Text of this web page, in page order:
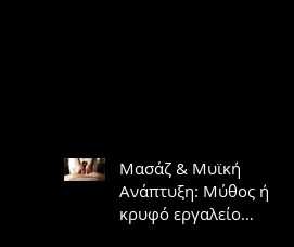
Μασάζ & Μυϊκή
Ανάπτυξη: Μύθος ή
κρυφό εργαλείο